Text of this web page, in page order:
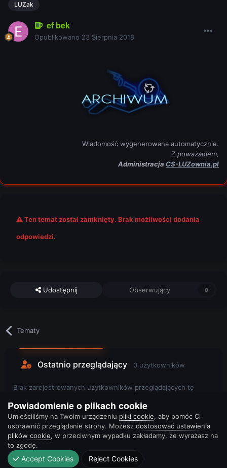
LUZak
ef bek
Opublikowano 23 Sierpnia 2018
Wiadomość wygenerowana automatycznie.
Z poważaniem,
Administracja CS-LUZownia.pl
Ten temat został zamknięty. Brak możliwości dodania
odpowiedzi.
Udostępnij Obserwujący 0
Tematy
Ostatnio przeglądający 0 użytkowników
Brak zarejestrowanych użytkowników przeglądających tę
Powiadomienie o plikach cookie
Umieściliśmy na Twoim urządzeniu pliki cookie, aby pomóc Ci
usprawnić przeglądanie strony. Możesz dostosować ustawienia
plików cookie, w przeciwnym wypadku zakładamy, że wyrażasz na
to zgodę.
Accept Cookies Reject Cookies